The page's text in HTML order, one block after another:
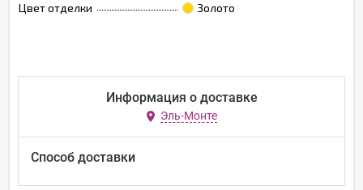
Цвет отделки
Золото
Информация о доставке
Эль-Монте
Способ доставки